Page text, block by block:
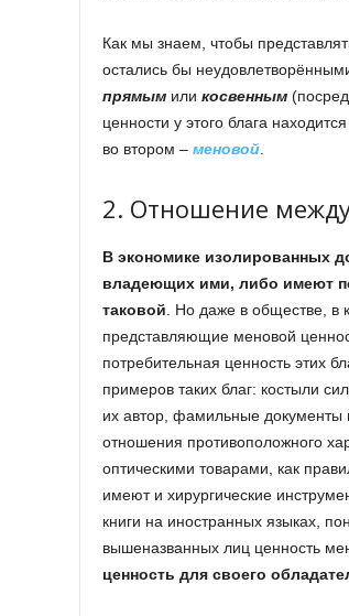
Как мы знаем, чтобы
остались бы
прямым или косвенным
ценности у этого блага
во втором – меновой
2. Отношение
В экономике изолированных
владеющих ими, либо имеют
таковой . Но даже в обществе, в
представляющие меновой
потребительная ценность этих
примеров таких благ: костыли
их автор, фамильные документы
отношения противоположного
оптическими товарами, как
имеют и хирургические
книги на иностранных языках,
вышеназванных лиц ценность
ценность для своего